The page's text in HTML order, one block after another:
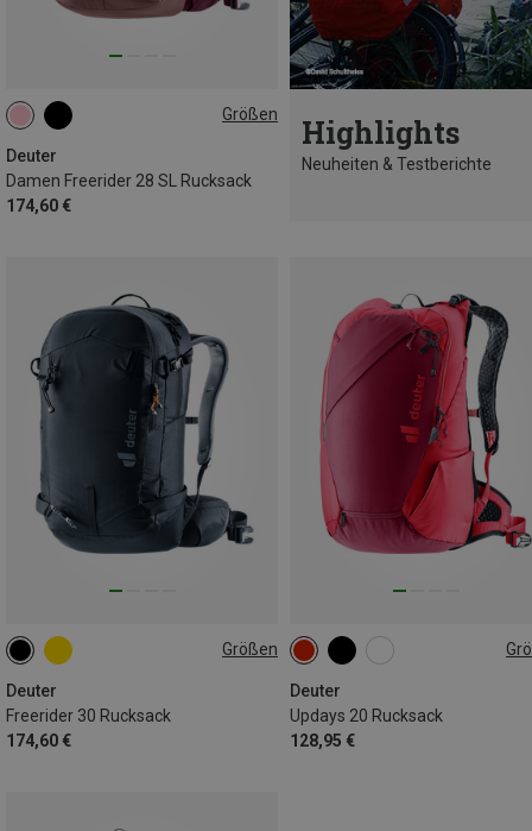
Größen
Deuter
Damen Freerider 28 SL Rucksack
174,60 €
28L | M Highlights
Neuheiten & Testberichte
Größen
Deuter
Freerider 30 Rucksack
174,60 €
30L | M
Deuter
Updays 20 Rucksack
128,95 €
20L